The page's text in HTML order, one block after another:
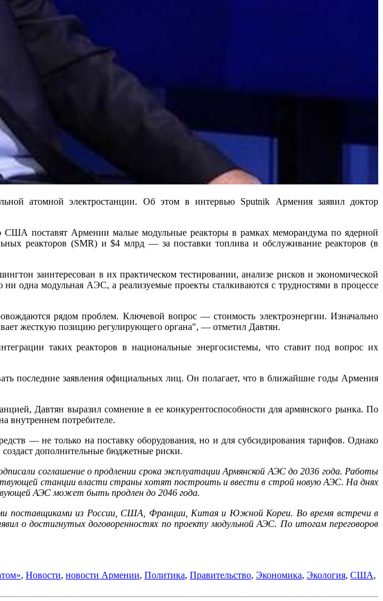
атомной электростанции. Об этом в интервью Sputnik Армения заявил доктор
поставят Армении малые модульные реакторы в рамках меморандума по ядерной
реакторов (SMR) и $4 млрд — за поставки топлива и обслуживание реакторов (в
заинтересован в их практическом тестировании, анализе рисков и экономической
одна модульная АЭС, а реализуемые проекты сталкиваются с трудностями в процессе
рядом проблем. Ключевой вопрос — стоимость электроэнергии. Изначально
жесткую позицию регулирующего органа", — отметил Давтян.
таких реакторов в национальные энергосистемы, что ставит под вопрос их
последние заявления официальных лиц. Он полагает, что в ближайшие годы Армения
Давтян выразил сомнение в ее конкурентоспособности для армянского рынка. По
внутреннем потребителе.
— не только на поставку оборудования, но и для субсидирования тарифов. Однако
дополнительные бюджетные риски.
соглашение о продлении срока эксплуатации Армянской АЭС до 2036 года. Работы
станции власти страны хотят построить и ввести в строй новую АЭС. На днях
АЭС может быть продлен до 2046 года.
поставщиками из России, США, Франции, Китая и Южной Кореи. Во время встречи в
о достигнутых договоренностях по проекту модульной АЭС. По итогам переговоров
, Новости, новости Армении, Политика, Правительство, Экономика, Экология, США,